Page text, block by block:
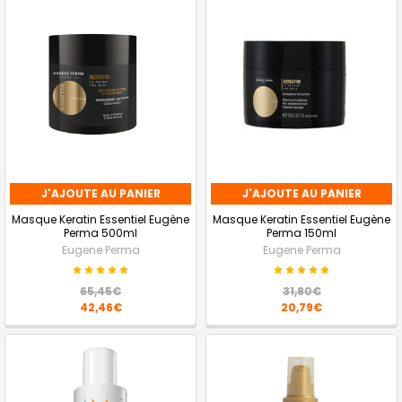
J'AJOUTE AU PANIER
Masque Keratin Essentiel Eugène
Perma 500ml
Eugene Perma
65,45€
42,46€
J'AJOUTE AU PANIER
Masque Keratin Essentiel Eugène
Perma 150ml
Eugene Perma
31,80€
20,79€